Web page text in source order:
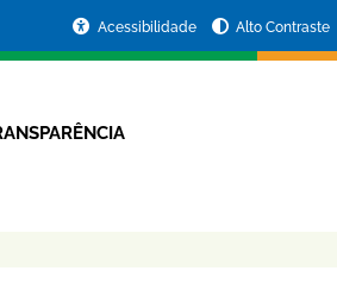
Acessibilidade Alto Contraste